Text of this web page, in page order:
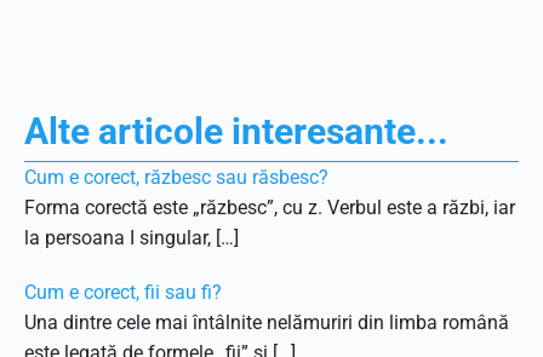
Alte articole interesante...
Cum e corect, răzbesc sau răsbesc?
Forma corectă este „răzbesc”, cu z. Verbul este a răzbi, iar
la persoana I singular, […]
Cum e corect, fii sau fi?
Una dintre cele mai întâlnite nelămuriri din limba română